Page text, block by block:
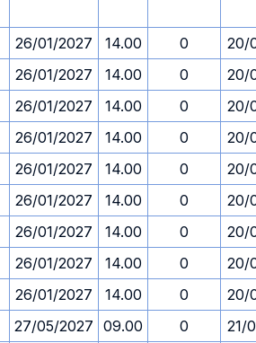
26/01/2027 14.00 0
20/
26/01/2027 14.00 0
20/
26/01/2027 14.00 0
20/
26/01/2027 14.00 0
20/
26/01/2027 14.00 0
20/
26/01/2027 14.00 0
20/
26/01/2027 14.00 0
20/
26/01/2027 14.00 0
20/
26/01/2027 14.00 0
20/
27/05/2027 09.00 0
21/